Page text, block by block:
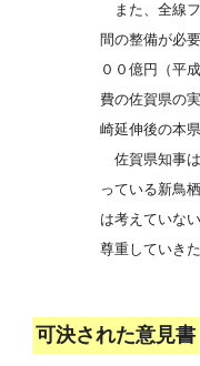
また、全線
間の整備が必
００億円（平
費の佐賀県の
崎延伸後の本
佐賀県知事
っている新鳥
は考えていな
尊重していき
可決された意見書